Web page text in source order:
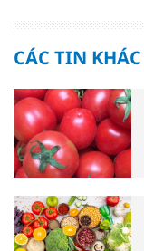
CÁC TIN KHÁC